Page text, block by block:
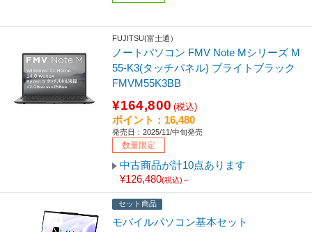
FUJITSU(富士通）
ノートパソコン FMV Note Mシリーズ M
55-K3(タッチパネル) ブライトブラック
FMVM55K3BB
¥164,800 (税込)
ポイント：16,480
発売日：2025/11/中旬発売
数量限定
中古商品が計10点あります
¥126,480(税込)～
セット商品
モバイルパソコン基本セット